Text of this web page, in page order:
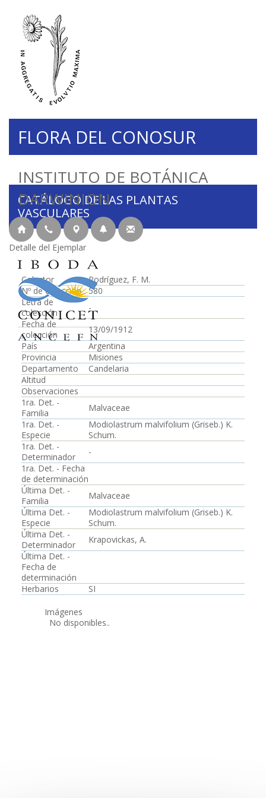
INSTITUTO DE BOTÁNICA
DARWINION
FLORA DEL CONOSUR
CATÁLOGO DE LAS PLANTAS
VASCULARES
Detalle del Ejemplar
Colector
Rodríguez, F. M.
Nº de colección
580
Letra de
colección
-
Fecha de
colección
13/09/1912
País
Argentina
Provincia
Misiones
Departamento
Candelaria
Altitud
Observaciones
1ra. Det. -
Familia
Malvaceae
1ra. Det. -
Especie
Modiolastrum malvifolium (Griseb.) K.
Schum.
1ra. Det. -
Determinador
-
1ra. Det. - Fecha
de determinación
Última Det. -
Familia
Malvaceae
Última Det. -
Especie
Modiolastrum malvifolium (Griseb.) K.
Schum.
Última Det. -
Determinador
Krapovickas, A.
Última Det. -
Fecha de
determinación
Herbarios
SI
Imágenes
No disponibles..